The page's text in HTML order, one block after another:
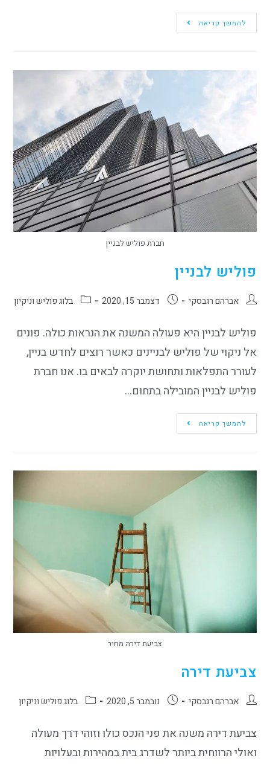
להמשך קריאה
חברת פוליש לבניין
פוליש לבניין
אברהם רגבסקי דצמבר 15, 2020 בלוג פוליש וניקיון
פוליש לבניין היא פעולה המשנה את הנראות כולה. פונים
אל ניקוי של פוליש לבניינים כאשר רוצים לחדש בניין,
לעורר התפלאות ותחושת יוקרה לבאים בו. אנו חברת
פוליש לבניין המובילה בתחום…
להמשך קריאה
צביעת דירה מחיר
צביעת דירה
אברהם רגבסקי נובמבר 5, 2020 בלוג פוליש וניקיון
צביעת דירה משנה את פני הנכס כולו וזוהי דרך מעולה
ואולי הרווחית ביותר לשדרג בית במהירות ובעלויות